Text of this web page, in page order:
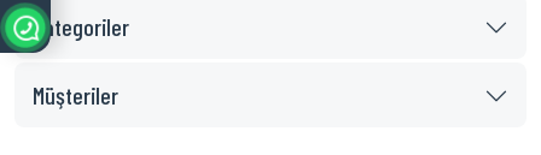
Kategoriler
Müşteriler